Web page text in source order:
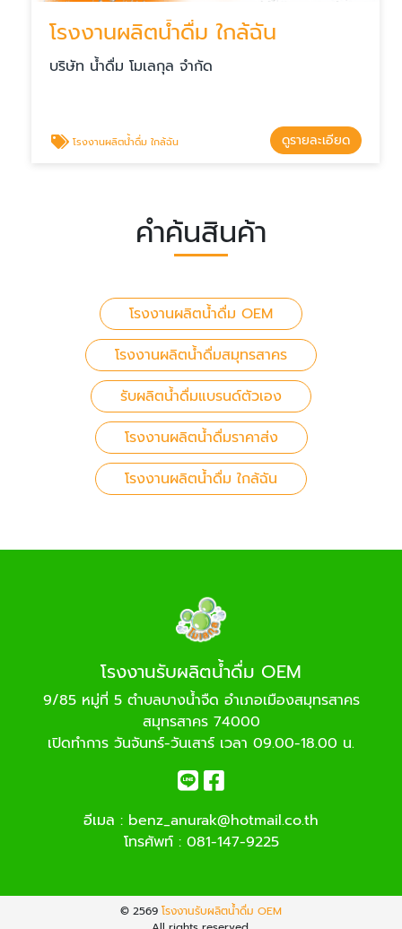
โรงงานผลิตน้ำดื่ม ใกล้ฉัน
บริษัท น้ำดื่ม โมเลกุล จำกัด
โรงงานผลิตน้ำดื่ม ใกล้ฉัน ดูรายละเอียด
คำค้นสินค้า
โรงงานผลิตน้ำดื่ม OEM
โรงงานผลิตน้ำดื่มสมุทรสาคร
รับผลิตน้ำดื่มแบรนด์ตัวเอง
โรงงานผลิตน้ำดื่มราคาส่ง
โรงงานผลิตน้ำดื่ม ใกล้ฉัน
โรงงานรับผลิตน้ำดื่ม OEM
9/85 หมู่ที่ 5 ตำบลบางน้ำจืด อำเภอเมืองสมุทรสาคร
สมุทรสาคร 74000
เปิดทำการ วันจันทร์-วันเสาร์ เวลา 09.00-18.00 น.
อีเมล : benz_anurak@hotmail.co.th
โทรศัพท์ : 081-147-9225
© 2569 โรงงานรับผลิตน้ำดื่ม OEM